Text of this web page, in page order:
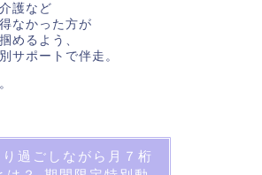
護など
なかった方が
めるよう、
サポートで伴走。
過ごしながら月７桁